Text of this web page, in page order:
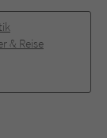
& Reise